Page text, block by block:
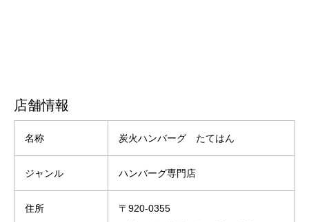
店舗情報
名称 炭火ハンバーグ たてはん
ジャンル ハンバーグ専門店
住所
〒920-0355